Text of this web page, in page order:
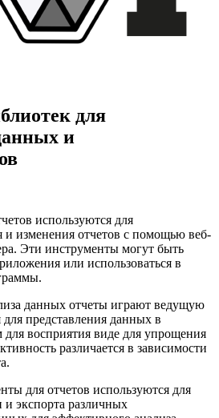
для
и
используются для
и изменения отчетов с помощью веб-
Эти инструменты могут быть
или использоваться в
данных отчеты играют ведущую
представления данных в
восприятия виде для упрощения
различается в зависимости
для отчетов используются для
экспорта различных